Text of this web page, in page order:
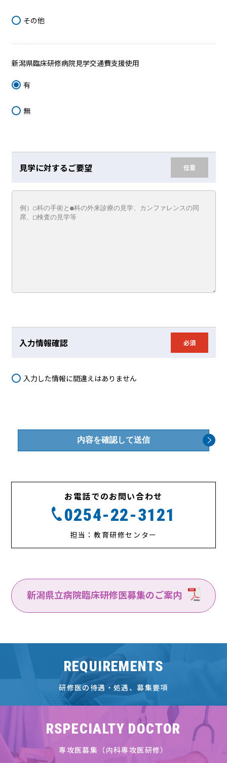
その他
新潟県臨床研修病院見学交通費支援使用
有
無
任意
見学に対するご要望
必須
入力情報確認
入力した情報に間違えはありません
お電話でのお問い合わせ
0254-22-3121
担当：教育研修センター
新潟県立病院臨床研修医募集のご案内
REQUIREMENTS
研修医の待遇・処遇、募集要項
RSPECIALTY DOCTOR
専攻医募集（内科専攻医研修）